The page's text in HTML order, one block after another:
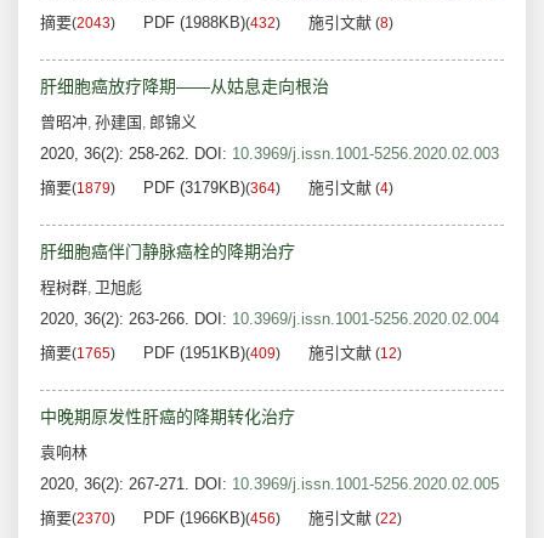
摘要(2043) PDF (1988KB)(432) 施引文献 (8)
肝细胞癌放疗降期——从姑息走向根治
曾昭冲, 孙建国 , 郎锦义
2020, 36(2): 258-262. DOI: 10.3969/j.issn.1001-5256.2020.02.003
摘要(1879) PDF (3179KB)(364) 施引文献 (4)
肝细胞癌伴门静脉癌栓的降期治疗
程树群, 卫旭彪
2020, 36(2): 263-266. DOI: 10.3969/j.issn.1001-5256.2020.02.004
摘要(1765) PDF (1951KB)(409) 施引文献 (12)
中晚期原发性肝癌的降期转化治疗
袁响林
2020, 36(2): 267-271. DOI: 10.3969/j.issn.1001-5256.2020.02.005
摘要(2370) PDF (1966KB)(456) 施引文献 (22)